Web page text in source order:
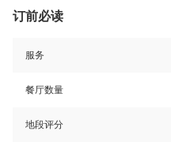
订前必读
服务
餐厅数量
地段评分